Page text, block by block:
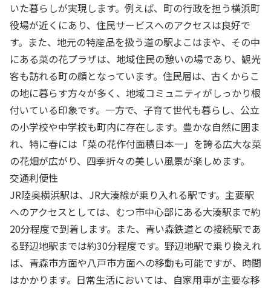
いた暮らしが実現します。例えば、町の行政を担う横浜町
役場が近くにあり、住民サービスへのアクセスは良好で
す。また、地元の特産品を扱う道の駅よこはまや、その中
にある菜の花プラザは、地域住民の憩いの場であり、観光
客も訪れる町の顔となっています。住民層は、古くからこ
の地に暮らす方々が多く、地域コミュニティがしっかり根
付いている印象です。一方で、子育て世代も暮らし、公立
の小学校や中学校も町内に存在します。豊かな自然に囲ま
れ、特に春には「菜の花作付面積日本一」を誇る広大な菜
の花畑が広がり、四季折々の美しい風景が楽しめます。
交通利便性
JR陸奥横浜駅は、JR大湊線が乗り入れる駅です。主要駅
へのアクセスとしては、むつ市中心部にある大湊駅まで約
20分程度で到着します。また、青い森鉄道との接続駅であ
る野辺地駅までは約30分程度です。野辺地駅で乗り換えれ
ば、青森市方面や八戸市方面への移動も可能ですが、時間
はかかります。日常生活においては、自家用車が主要な移